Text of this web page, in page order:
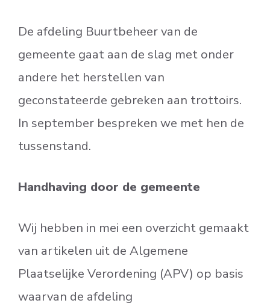
De afdeling Buurtbeheer van de
gemeente gaat aan de slag met onder
andere het herstellen van
geconstateerde gebreken aan trottoirs.
In september bespreken we met hen de
tussenstand.
Handhaving door de gemeente
Wij hebben in mei een overzicht gemaakt
van artikelen uit de Algemene
Plaatselijke Verordening (APV) op basis
waarvan de afdeling